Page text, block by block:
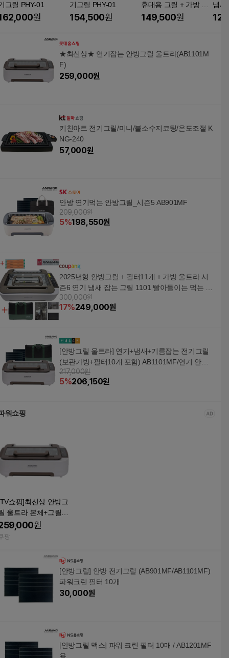
그릴 PHY-01
원
기그릴 PHY-01
154,500원
휴대용 그릴 + 가방 세
트, SBG-01(다크블랙)
149,500원
냄새
구이
★최신상★ 연기잡는 안방그릴 울트라(AB1101M
F)
259,000원
키친아트 전기그릴/미니/불소수지코팅/온도조절 K
NG-240
57,000원
안방 연기먹는 안방그릴_시즌5 AB901MF
209,000원
5%198,550원
2025년형 안방그릴 + 필터11개 + 가방 울트라 시
즌6 연기 냄새 잡는 그릴 1101 빨아들이는 먹는 안
나는 없는 고기 삼겹살 전기 불판 / 상표권볼펜 1개
증정 최신형, AB1101MF
300,000원
17%249,000원
[안방그릴 울트라] 연기+냄새+기름잡는 전기그릴
(보관가방+필터10개 포함) AB1101MF/연기 안나
는 바베큐
217,000원
5%206,150원
워쇼핑
쇼핑]최신상 안방그
울트라 본체+그릴팬
음팬+필터 베이지
원
팡
[안방그릴] 안방 전기그릴 (AB901MF/AB1101MF)
파워크린 필터 10개
30,000원
[안방그릴 맥스] 파워 크린 필터 10매 / AB1201MF
용